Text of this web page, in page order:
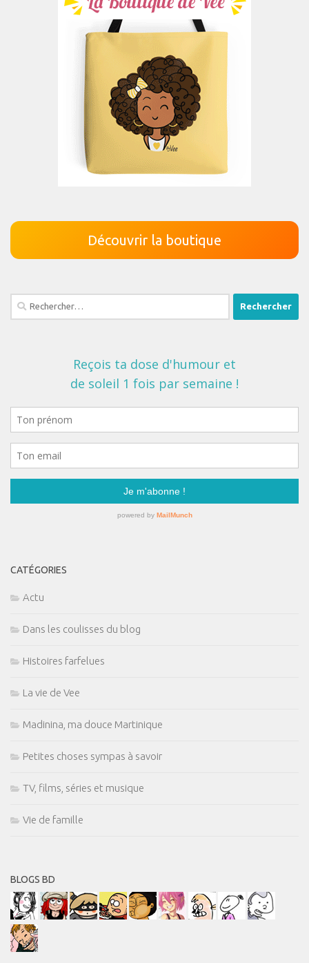
Découvrir la boutique
Rechercher :
CATÉGORIES
Actu
Dans les coulisses du blog
Histoires farfelues
La vie de Vee
Madinina, ma douce Martinique
Petites choses sympas à savoir
TV, films, séries et musique
Vie de famille
BLOGS BD